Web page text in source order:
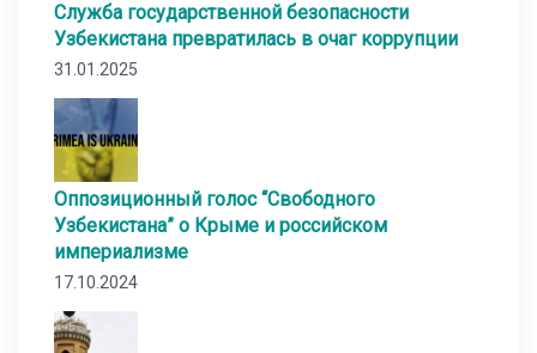
Служба государственной безопасности
Узбекистана превратилась в очаг коррупции
31.01.2025
Оппозиционный голос “Свободного
Узбекистана” о Крыме и российском
империализме
17.10.2024